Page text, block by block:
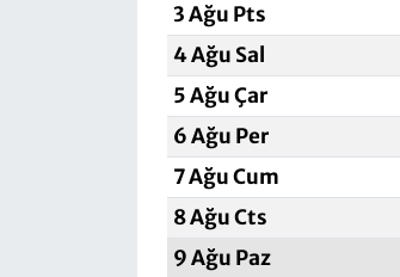
3 Ağu Pts
4 Ağu Sal
5 Ağu Çar
6 Ağu Per
7 Ağu Cum
8 Ağu Cts
9 Ağu Paz